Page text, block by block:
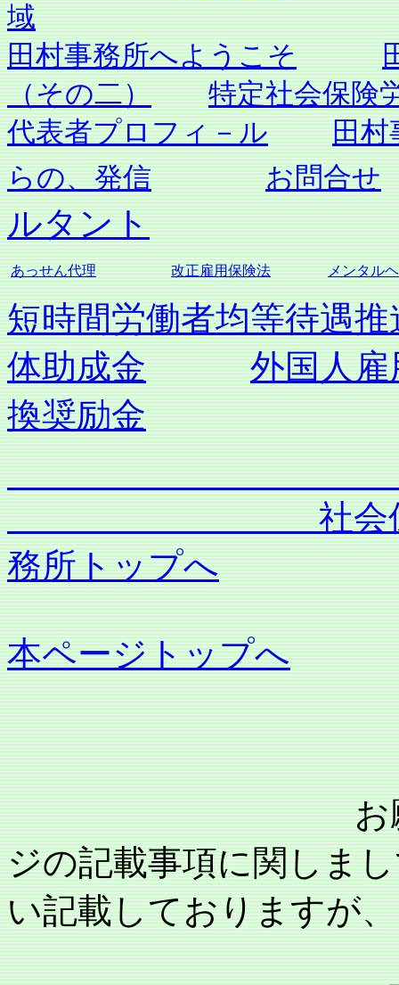
域
田村事務所へようこそ
（その二）
特定社会保険
代表者プロフィ－ル
田
らの、発信
お問合せ
ルタント
あっせん代理 改正雇用保険法 メンタル
短時間労働者均等待遇
体助成金
外国人
換奨励金
社会保険労務
務所トップへ
本ページトップへ
お願い：当事
ジの記載事項に関しま
い記載しておりますが、